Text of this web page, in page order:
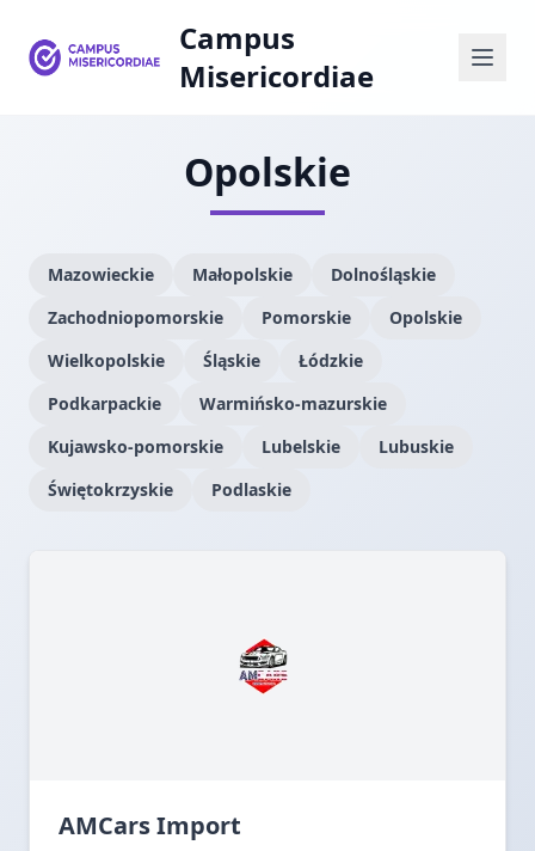
Campus
Misericordiae
Opolskie
Mazowieckie Małopolskie
Dolnośląskie
Zachodniopomorskie
Pomorskie
Opolskie
Wielkopolskie
Śląskie
Łódzkie
Podkarpackie
Warmińsko-mazurskie
Kujawsko-pomorskie
Lubelskie
Lubuskie
Świętokrzyskie
Podlaskie
AMCars Import